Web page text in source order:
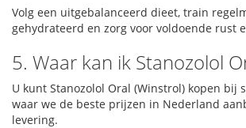
Volg een uitgebalanceerd dieet, train
gehydrateerd en zorg voor voldoende rust
5. Waar kan ik Stanozolol
U kunt Stanozolol Oral (Winstrol) kopen bij
waar we de beste prijzen in Nederland
levering.